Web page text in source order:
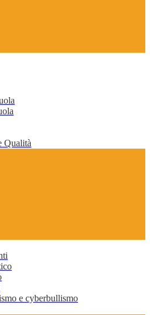
Qualità
e cyberbullismo